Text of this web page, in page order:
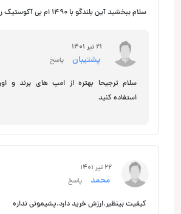
سلام ببخشید آین بلندگو با ۱۴۹۰ ام بی آکوستیک راه اندازی می شود
21 تیر 1401
پشتیبان پاسخ
سلام ترجیحا بهتره از امپ های برند و
استفاده کنید
22 تیر 1401
محمد پاسخ
کیفیت بینظیر.ارزش خرید دارد.پشیمونی نداره